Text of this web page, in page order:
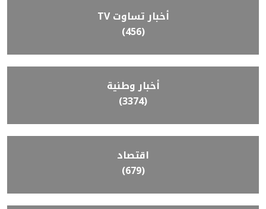
أخبار تساوت TV
(456)
أخبار وطنية
(3374)
اقتصاد
(679)